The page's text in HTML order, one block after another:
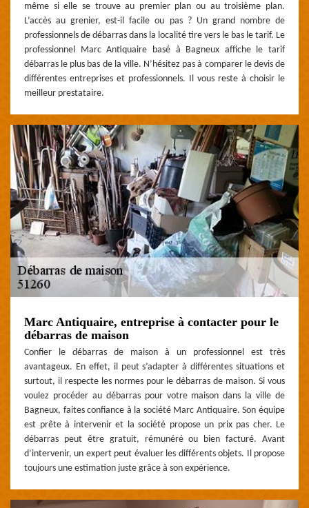
même si elle se trouve au premier plan ou au troisième plan.
L’accès au grenier, est-il facile ou pas ? Un grand nombre de
professionnels de débarras dans la localité tire vers le bas le tarif. Le
professionnel Marc Antiquaire basé à Bagneux affiche le tarif
débarras le plus bas de la ville. N’hésitez pas à comparer le devis de
différentes entreprises et professionnels. Il vous reste à choisir le
meilleur prestataire.
Marc Antiquaire, entreprise à contacter pour le
débarras de maison
Confier le débarras de maison à un professionnel est très
avantageux. En effet, il peut s’adapter à différentes situations et
surtout, il respecte les normes pour le débarras de maison. Si vous
voulez procéder au débarras pour votre maison dans la ville de
Bagneux, faites confiance à la société Marc Antiquaire. Son équipe
est prête à intervenir et la société propose un prix pas cher. Le
débarras peut être gratuit, rémunéré ou bien facturé. Avant
d’intervenir, un expert peut évaluer les différents objets. Il propose
toujours une estimation juste grâce à son expérience.